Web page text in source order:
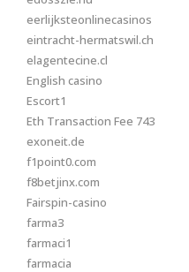
eerlijksteonlinecasinos
eintracht-hermatswil.ch
elagentecine.cl
English casino
Escort1
Eth Transaction Fee 743
exoneit.de
f1point0.com
f8betjinx.com
Fairspin-casino
farma3
farmaci1
farmacia